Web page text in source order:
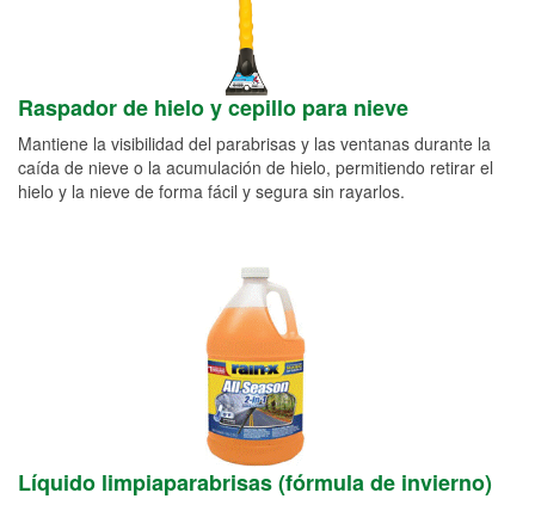
Raspador de hielo y cepillo para nieve
Mantiene la visibilidad del parabrisas y las ventanas durante la
caída de nieve o la acumulación de hielo, permitiendo retirar el
hielo y la nieve de forma fácil y segura sin rayarlos.
Líquido limpiaparabrisas (fórmula de invierno)